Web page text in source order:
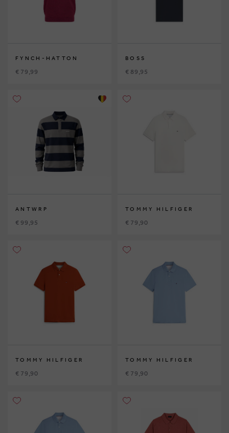
FYNCH-HATTON
€ 79,99
BOSS
€ 89,95
ANTWRP
€ 99,95
TOMMY HILFIGER
€ 79,90
TOMMY HILFIGER
€ 79,90
TOMMY HILFIGER
€ 79,90